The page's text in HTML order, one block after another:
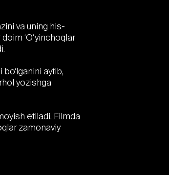
va uning his-
‘O‘yinchoqlar
aytib,
yozishga
etiladi. Filmda
zamonaviy